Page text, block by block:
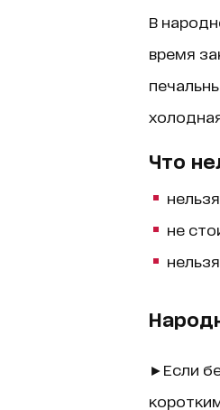
В
время
Что
не
►Если